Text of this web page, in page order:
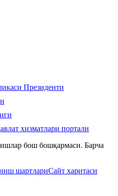
Президенти
хизматлари портали
бош бошқармаси. Барча
шартлариСайт харитаси